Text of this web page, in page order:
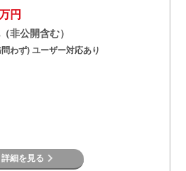
円
非公開含む）
わず) ユーザー対応あり
詳細を見る